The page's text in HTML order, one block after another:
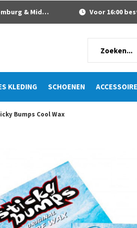
KLEDING SCHOENEN
& Middelburg Voor 16:00
Bumps Cool Wax